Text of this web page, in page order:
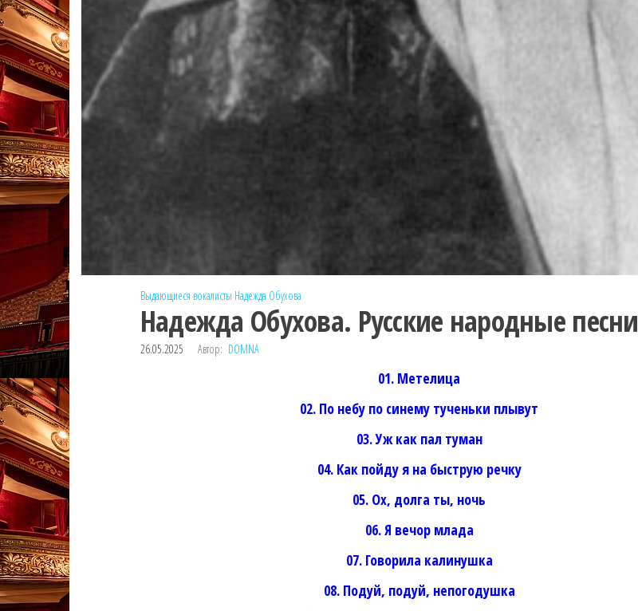
Выдающиеся вокалисты Надежда Обухова
Надежда Обухова. Русские народные песни
26.05.2025 Автор: DOMNA
01. Метелица
02. По небу по синему тученьки плывут
03. Уж как пал туман
04. Как пойду я на быструю речку
05. Ох, долга ты, ночь
06. Я вечор млада
07. Говорила калинушка
08. Подуй, подуй, непогодушка